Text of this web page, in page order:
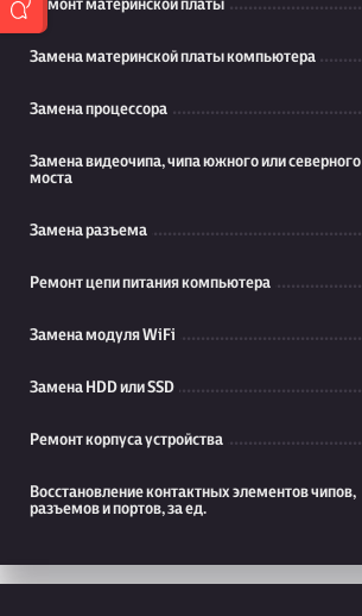
Ремонт материнской платы
Замена материнской платы компьютера
Замена процессора
Замена видеочипа, чипа южного или северного
моста
Замена разъема
Ремонт цепи питания компьютера
Замена модуля WiFi
Замена HDD или SSD
Ремонт корпуса устройства
Восстановление контактных элементов чипов,
разъемов и портов, за ед.